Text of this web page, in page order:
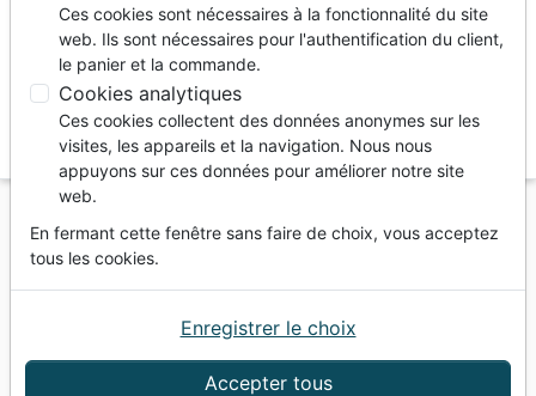
Vous ne pouvez pas créer de nouvelle commande
depuis votre pays (United States).
Romans
Reviens! - La Boussole d'Alexy volume 2
Ces cookies sont nécessaires à la fonctionnalité du site
web. Ils sont nécessaires pour l'authentification du client,
le panier et la commande.
Cookies analytiques
Ces cookies collectent des données anonymes sur les
visites, les appareils et la navigation. Nous nous
appuyons sur ces données pour améliorer notre site
web.
En fermant cette fenêtre sans faire de choix, vous acceptez
tous les cookies.
Accepter tous
Enregistrer le choix